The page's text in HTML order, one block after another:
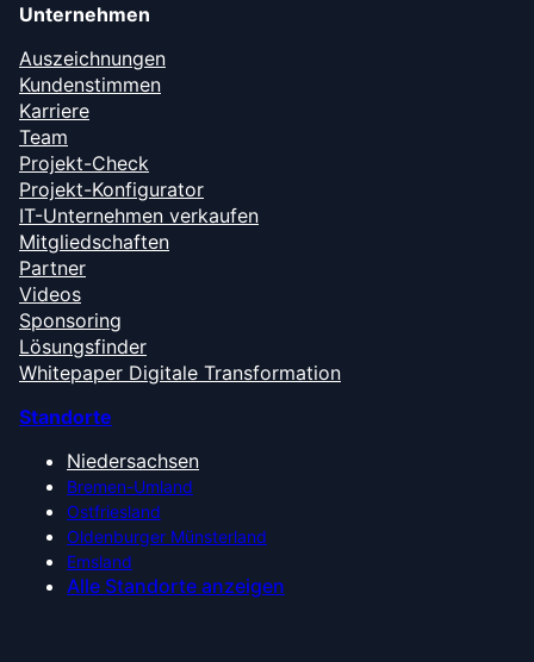
Unternehmen
Auszeichnungen
Kundenstimmen
Karriere
Team
Projekt-Check
Projekt-Konfigurator
IT-Unternehmen verkaufen
Mitgliedschaften
Partner
Videos
Sponsoring
Lösungsfinder
Whitepaper Digitale Transformation
Standorte
Niedersachsen
Bremen-Umland
Ostfriesland
Oldenburger Münsterland
Emsland
Alle Standorte anzeigen